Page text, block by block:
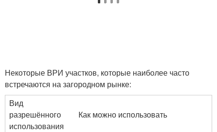
Некоторые ВРИ участков, которые наиболее часто
встречаются на загородном рынке:
Вид
разрешённого
использования
Как можно использовать